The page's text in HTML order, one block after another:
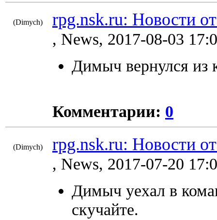
(Dimych) rpg.nsk.ru: Новости
, News, 2017-08-03
Димыч вернулся из
Комментарии: 0
(Dimych) rpg.nsk.ru: Новости
, News, 2017-07-20
Димыч уехал в
скучайте.